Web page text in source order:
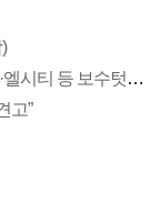
파란깃발 꽂힌 정관·명지·장림1…마린시티·엘시티 등 보수텃밭도 미세변화 감지
고”